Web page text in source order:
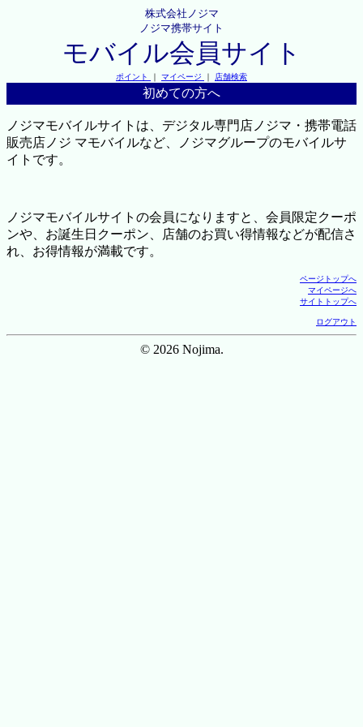
株式会社ノジマ
ノジマ携帯サイト
モバイル会員サイト
ポイント ｜ マイページ ｜ 店舗検索
初めての方へ
ノジマモバイルサイトは、デジタル専門店ノジマ・携帯電話
販売店ノジ マモバイルなど、ノジマグループのモバイルサ
イトです。
ノジマモバイルサイトの会員になりますと、会員限定クーポ
ンや、お誕生日クーポン、店舗のお買い得情報などが配信さ
れ、お得情報が満載です。
ページトップへ
マイページへ
サイトトップへ
ログアウト
© 2026 Nojima.